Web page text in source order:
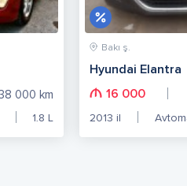
000 km
1.8 L
Bakı ş.
Hyundai Elantra
16 000
2013 il